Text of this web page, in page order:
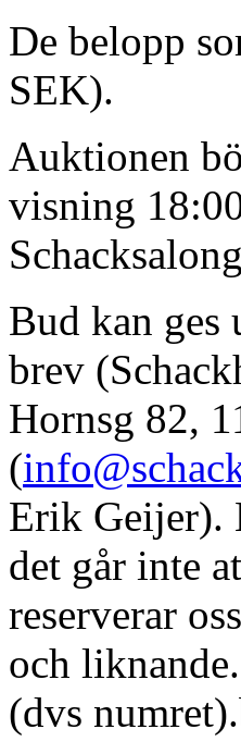
De belopp
SEK).
Auktionen
visning
Bud kan ges
brev
Hornsg 82,
(
Erik Geijer).
det går inte
reserverar
och
(dvs